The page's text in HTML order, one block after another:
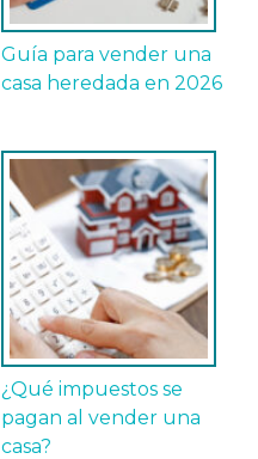
Guía para vender una
casa heredada en 2026
¿Qué impuestos se
pagan al vender una
casa?